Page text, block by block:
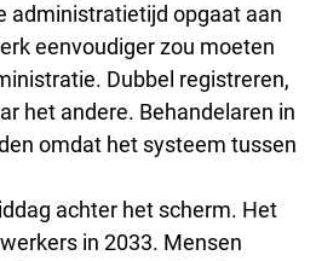
administratietijd opgaat aan
eenvoudiger zou moeten
Dubbel registreren,
het andere. Behandelaren in
omdat het systeem tussen
achter het scherm. Het
in 2033. Mensen